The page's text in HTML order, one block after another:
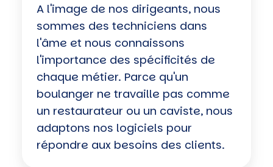
A l'image de nos dirigeants, nous
sommes des techniciens dans
l'âme et nous connaissons
l'importance des spécificités de
chaque métier. Parce qu'un
boulanger ne travaille pas comme
un restaurateur ou un caviste, nous
adaptons nos logiciels pour
répondre aux besoins des clients.